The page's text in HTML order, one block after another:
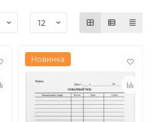
Новинка